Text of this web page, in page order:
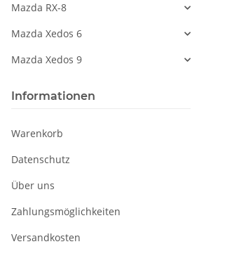
Mazda RX-8
Mazda Xedos 6
Mazda Xedos 9
Informationen
Warenkorb
Datenschutz
Über uns
Zahlungsmöglichkeiten
Versandkosten